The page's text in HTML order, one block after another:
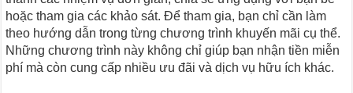
hoặc tham gia các khảo sát. Để tham gia, bạn chỉ cần làm
theo hướng dẫn trong từng chương trình khuyến mãi cụ thể.
Những chương trình này không chỉ giúp bạn nhận tiền miễn
phí mà còn cung cấp nhiều ưu đãi và dịch vụ hữu ích khác.